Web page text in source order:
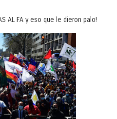
AL FA y eso que le dieron palo!